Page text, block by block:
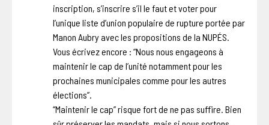
inscription, s’inscrire s’il le faut et voter pour
l’unique liste d’union populaire de rupture portée par
Manon Aubry avec les propositions de la NUPÉS.
Vous écrivez encore : “Nous nous engageons à
maintenir le cap de l’unité notamment pour les
prochaines municipales comme pour les autres
élections”.
“Maintenir le cap” risque fort de ne pas suffire. Bien